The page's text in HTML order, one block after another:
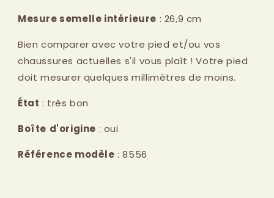
Mesure semelle intérieure : 26,9 cm
Bien comparer avec votre pied et/ou vos
chaussures actuelles s'il vous plaît ! Votre pied
doit mesurer quelques millimètres de moins.
État : très bon
Boîte d'origine : oui
Référence modèle : 8556